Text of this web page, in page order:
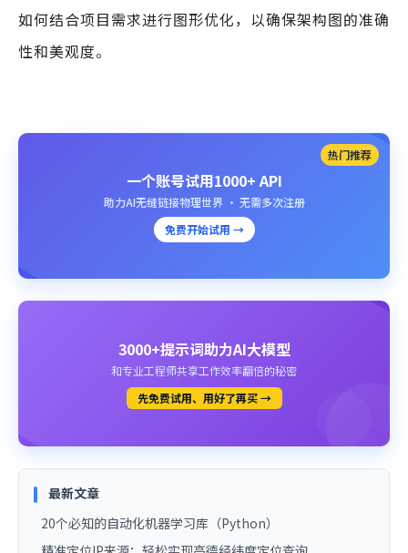
如何结合项目需求进行图形优化，以确保架构图的准确
性和美观度。
热门推荐
一个账号试用1000+ API
助力AI无缝链接物理世界 · 无需多次注册
免费开始试用 →
3000+提示词助力AI大模型
和专业工程师共享工作效率翻倍的秘密
先免费试用、用好了再买 →
最新文章
20个必知的自动化机器学习库（Python）